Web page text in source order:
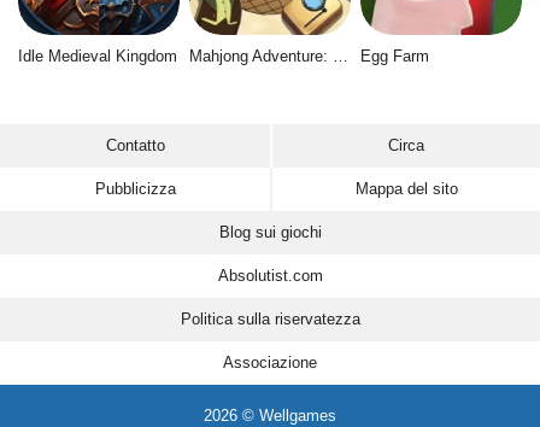
Idle Medieval Kingdom Egg Farm
Contatto Circa
Pubblicizza Mappa del sito
Blog sui giochi
Absolutist.com
Politica sulla riservatezza
Associazione
2026 © Wellgames